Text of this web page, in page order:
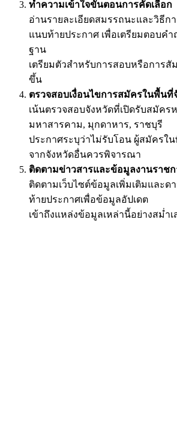
ทำความเข้าใจขั้นตอนการคัดเลือก
อ่านรายละเอียดสมรรถนะและวิธีก
แนบท้ายประกาศ เพื่อเตรียมตอบค
ฐาน
เตรียมตัวสำหรับการสอบหรือการ
ขึ้น
ตรวจสอบเงื่อนไขการสมัครในพื้นที่
เน้นตรวจสอบจังหวัดที่เปิดรับสมัคร
มหาสารคาม, มุกดาหาร, ราชบุรี
ประกาศระบุว่าไม่รับโอน ผู้สมัครใ
จากจังหวัดอื่นควรพิจารณา
ติดตามข่าวสารและข้อมูลงานราชก
ติดตามเว็บไซต์ข้อมูลเพิ่มเติมและด
ท้ายประกาศเพื่อข้อมูลอัปเดต
เข้าถึงแหล่งข้อมูลเหล่านี้อย่างสม่ำเ